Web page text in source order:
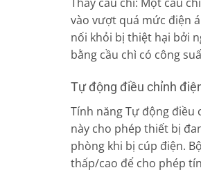
vào vượt quá mức điện
nối khỏi bị thiệt hại bởi
bằng cầu chì có công
Tự động điều chỉnh
Tính năng Tự động điều
này cho phép thiết bị
phòng khi bị cúp điện.
thấp/cao để cho phép